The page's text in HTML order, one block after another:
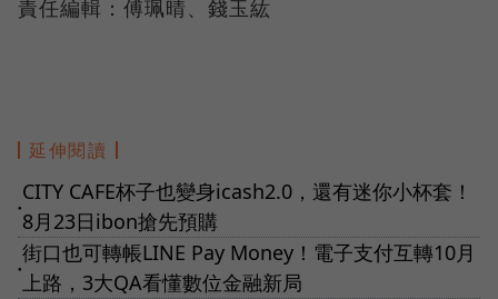
責任編輯：傅珮晴、錢玉紘
延伸閱讀
●
CITY CAFE杯子也變身icash2.0，還有迷你小杯套！
8月23日ibon搶先預購
●
街口也可轉帳LINE Pay Money！電子支付互轉10月
上路，3大QA看懂數位金融新局